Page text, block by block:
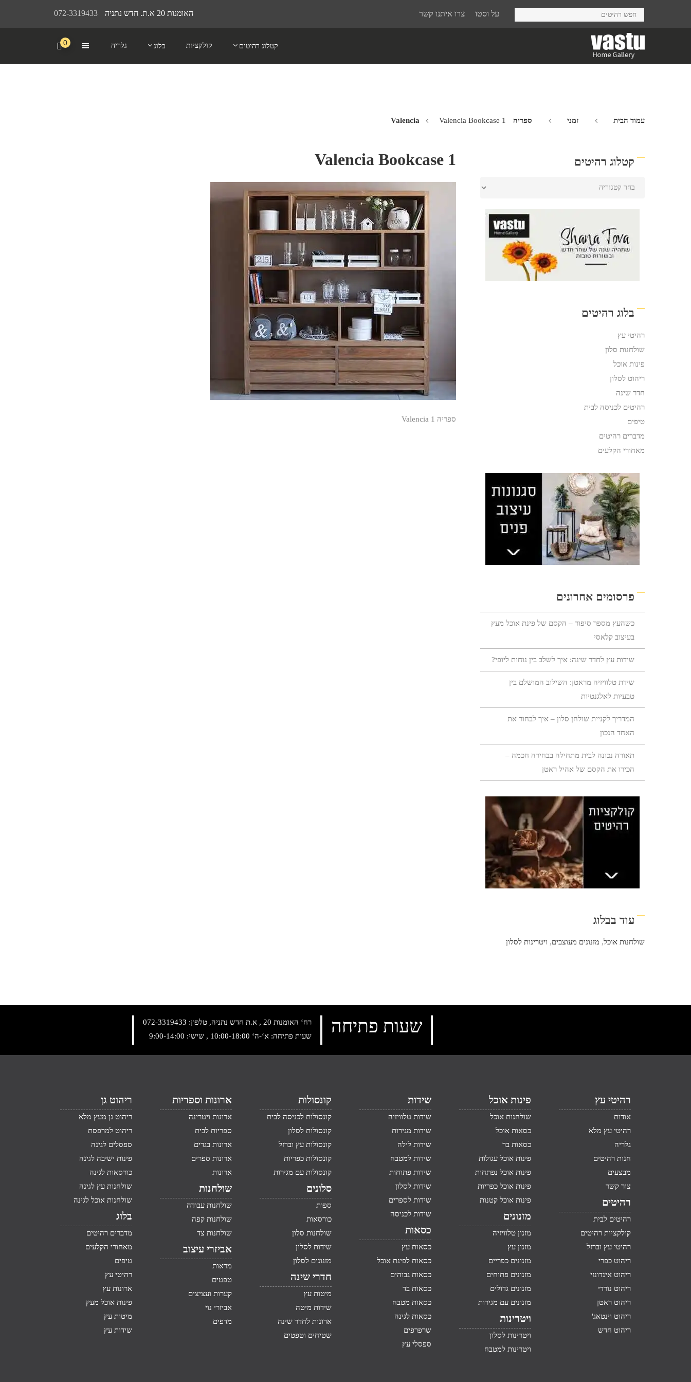
072-3319433 האומנות 20 א.ת. חדש נתניה על וסטו צרו איתנו קשר
קטלוג רהיטים קולקציות בלוג גלריה 0
עמוד הבית זמני ספריה Valencia Valencia Bookcase 1
Valencia Bookcase 1
ספריה Valencia 1
קטלוג רהיטים
בלוג רהיטים
רהיטי עץ
שולחנות סלון
פינות אוכל
ריהוט לסלון
חדר שינה
רהיטים לכניסה לבית
טיפים
מדברים רהיטים
מאחורי הקלעים
פרסומים אחרונים
כשהעץ מספר סיפור – הקסם של פינת אוכל מעץ
בעיצוב קלאסי
שידות עץ לחדר שינה: איך לשלב בין נוחות ליופי?
שידת טלוויזיה מראטן: השילוב המושלם בין
טבעיות לאלגנטיות
המדריך לקניית שולחן סלון – איך לבחור את
האחד הנכון
תאורה נכונה לבית מתחילה בבחירה חכמה –
הכירו את הקסם של אהיל ראטן
עוד בבלוג
שולחנות אוכל, מזנונים מעוצבים, ויטרינות לסלון
רח‘ האומנות 20 , א.ת חדש נתניה, טלפון:
072-3319433
שעות פתיחה: א‘-ה‘ 10:00-18:00 , שישי: 9:00-14:00
שעות פתיחה
רהיטי עץ
אודות
רהיטי עץ מלא
גלריה
חנות רהיטים
מבצעים
צור קשר
רהיטים
רהיטים לבית
קולקציות רהיטים
רהיטי עץ וברזל
ריהוט כפרי
ריהוט אינדונזי
ריהוט נורדי
ריהוט ראטן
ריהוט וינטאג'
ריהוט חדש
פינות אוכל
שולחנות אוכל
כסאות אוכל
כסאות בר
פינות אוכל עגולות
פינות אוכל נפתחות
פינות אוכל כפריות
פינות אוכל קטנות
מזנונים
מזנון טלוויזיה
מזנון עץ
מזנונים כפריים
מזנונים פתוחים
מזנונים גדולים
מזנונים עם מגירות
ויטרינות
ויטרינות לסלון
ויטרינות למטבח
שידות
שידות טלוויזיה
שידות מגירות
שידות לילה
שידות למטבח
שידות פתוחות
שידות לסלון
שידות לספרים
שידות לכניסה
כסאות
כסאות עץ
כסאות לפינת אוכל
כסאות גבוהים
כסאות בד
כסאות מטבח
כסאות לגינה
שרפרפים
ספסלי עץ
קונסולות
קונסולות לכניסה לבית
קונסולות לסלון
קונסולות עץ וברזל
קונסולות כפריות
קונסולות עם מגירות
סלונים
ספות
כורסאות
שולחנות סלון
שידות לסלון
מזנונים לסלון
חדרי שינה
מיטות עץ
שידות מיטה
ארונות לחדר שינה
שטיחים וטפטים
ארונות וספריות
ארונות ויטרינה
ספריות לבית
ארונות בגדים
ארונות ספרים
ארונות
שולחנות
שולחנות עבודה
שולחנות קפה
שולחנות צד
אביזרי עיצוב
מראות
טפטים
קערות ועציצים
אביזרי נוי
מדפים
ריהוט גן
ריהוט גן מעץ מלא
ריהוט למרפסת
ספסלים לגינה
פינות ישיבה לגינה
כורסאות לגינה
שולחנות עץ לגינה
שולחנות אוכל לגינה
בלוג
מדברים רהיטים
מאחורי הקלעים
טיפים
רהיטי עץ
ארונות עץ
פינות אוכל מעץ
מיטות עץ
שידות עץ